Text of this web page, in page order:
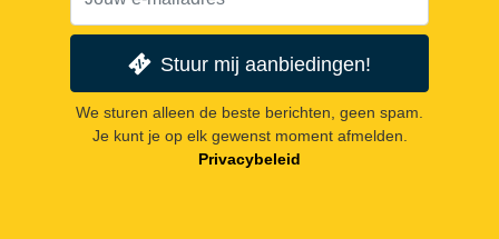
Stuur mij aanbiedingen!
We sturen alleen de beste berichten, geen spam.
Je kunt je op elk gewenst moment afmelden.
Privacybeleid